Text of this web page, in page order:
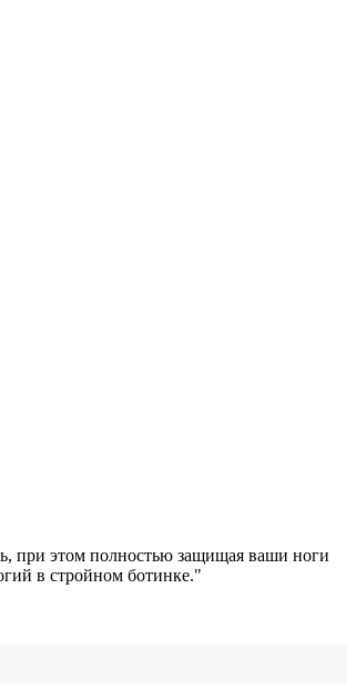
при этом полностью защищая ваши ноги
в стройном ботинке."